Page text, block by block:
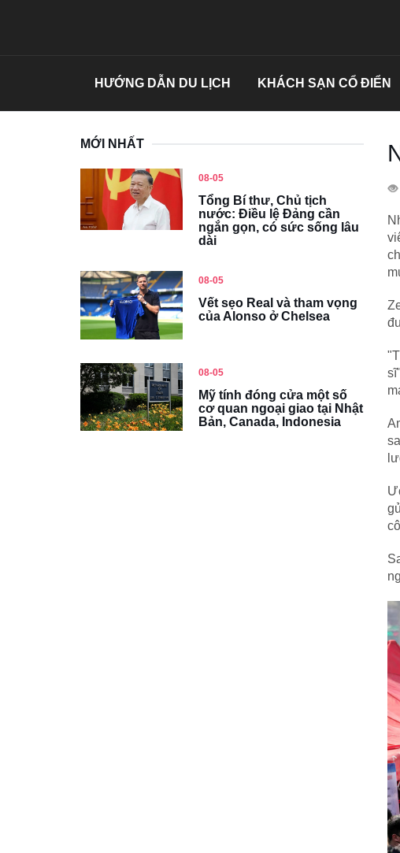
HƯỚNG DẪN DU LỊCH KHÁCH SẠN CỔ ĐIỂN
MỚI NHẤT
08-05
Tổng Bí thư, Chủ tịch
nước: Điều lệ Đảng cần
ngắn gọn, có sức sống lâu
dài
08-05
Vết sẹo Real và tham vọng
của Alonso ở Chelsea
08-05
Mỹ tính đóng cửa một số
cơ quan ngoại giao tại Nhật
Bản, Canada, Indonesia